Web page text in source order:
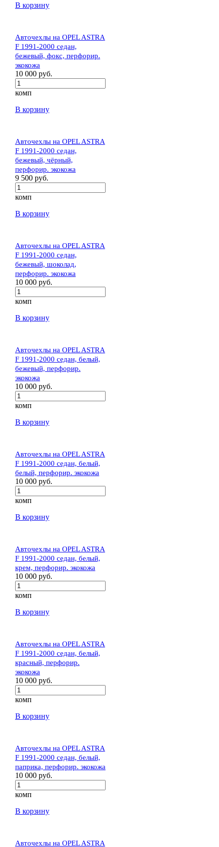
В корзину
Авточехлы на OPEL ASTRA
F 1991-2000 седан,
бежевый, фокс, перфорир.
экокожа
10 000 руб.
комп
В корзину
Авточехлы на OPEL ASTRA
F 1991-2000 седан,
бежевый, чёрный,
перфорир. экокожа
9 500 руб.
комп
В корзину
Авточехлы на OPEL ASTRA
F 1991-2000 седан,
бежевый, шоколад,
перфорир. экокожа
10 000 руб.
комп
В корзину
Авточехлы на OPEL ASTRA
F 1991-2000 седан, белый,
бежевый, перфорир.
экокожа
10 000 руб.
комп
В корзину
Авточехлы на OPEL ASTRA
F 1991-2000 седан, белый,
белый, перфорир. экокожа
10 000 руб.
комп
В корзину
Авточехлы на OPEL ASTRA
F 1991-2000 седан, белый,
крем, перфорир. экокожа
10 000 руб.
комп
В корзину
Авточехлы на OPEL ASTRA
F 1991-2000 седан, белый,
красный, перфорир.
экокожа
10 000 руб.
комп
В корзину
Авточехлы на OPEL ASTRA
F 1991-2000 седан, белый,
паприка, перфорир. экокожа
10 000 руб.
комп
В корзину
Авточехлы на OPEL ASTRA